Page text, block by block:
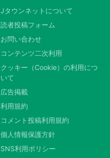
Jタウンネットについて
読者投稿フォーム
お問い合わせ
コンテンツ二次利用
クッキー（Cookie）の利用につ
いて
広告掲載
利用規約
コメント投稿利用規約
個人情報保護方針
SNS利用ポリシー